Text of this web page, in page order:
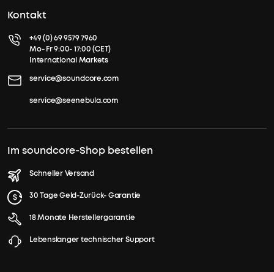
Kontakt
+49 (0) 69 9579 7960
Mo- Fr 9:00- 17:00 (CET)
International Markets
service@soundcore.com
service@seenebula.com
Im soundcore-Shop bestellen
Schneller Versand
30 Tage Geld-Zurück- Garantie
18 Monate Herstellergarantie
Lebenslanger technischer Support